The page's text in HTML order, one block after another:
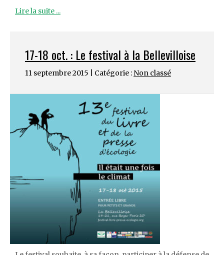
Lire la suite ...
17-18 oct. : Le festival à la Bellevilloise
11 septembre 2015 | Catégorie : Non classé